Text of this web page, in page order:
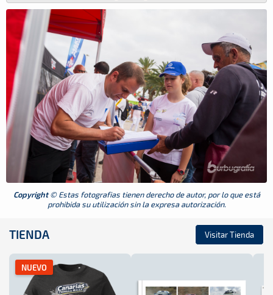
ARCHIVO
Copyright© Estas fotografias tienen derecho de autor, por lo que está
prohibida su utilización sin la expresa autorización.
TIENDA Visitar Tienda
NUEVO